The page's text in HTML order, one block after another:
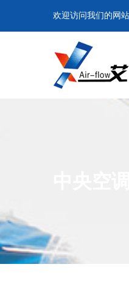
欢迎访问我们的网站